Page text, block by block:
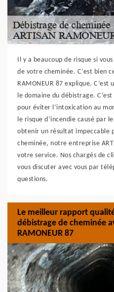
Il y a beaucoup de risque si
de votre cheminée. C’est bien
RAMONEUR 87 explique.
le domaine du débistrage.
pour éviter l’intoxication au
le risque d’incendie causé par
obtenir un résultat impeccable
cheminée, notre entreprise
votre service. Nos chargés de
vous discuter avec vous par
questions.
Le meilleur rapport
débistrage de cheminée
RAMONEUR 87